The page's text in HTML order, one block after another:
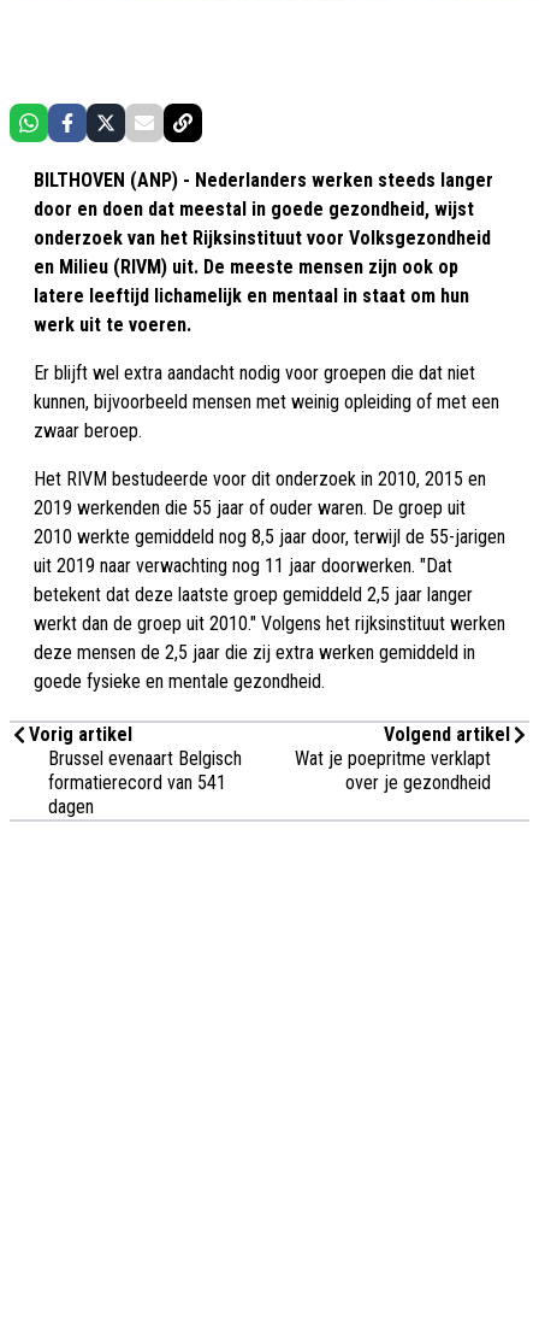
BILTHOVEN (ANP) - Nederlanders werken steeds langer
door en doen dat meestal in goede gezondheid, wijst
onderzoek van het Rijksinstituut voor Volksgezondheid
en Milieu (RIVM) uit. De meeste mensen zijn ook op
latere leeftijd lichamelijk en mentaal in staat om hun
werk uit te voeren.
Er blijft wel extra aandacht nodig voor groepen die dat niet
kunnen, bijvoorbeeld mensen met weinig opleiding of met een
zwaar beroep.
Het RIVM bestudeerde voor dit onderzoek in 2010, 2015 en
2019 werkenden die 55 jaar of ouder waren. De groep uit
2010 werkte gemiddeld nog 8,5 jaar door, terwijl de 55-jarigen
uit 2019 naar verwachting nog 11 jaar doorwerken. "Dat
betekent dat deze laatste groep gemiddeld 2,5 jaar langer
werkt dan de groep uit 2010." Volgens het rijksinstituut werken
deze mensen de 2,5 jaar die zij extra werken gemiddeld in
goede fysieke en mentale gezondheid.
Vorig artikel
Brussel evenaart Belgisch
formatierecord van 541
dagen
Volgend artikel
Wat je poepritme verklapt
over je gezondheid